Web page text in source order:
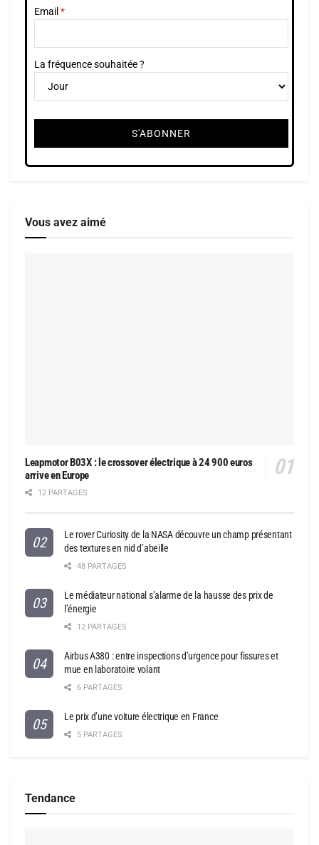
Email
La fréquence souhaitée ?
Vous avez aimé
Leapmotor B03X : le crossover électrique à 24 900 euros
arrive en Europe
12 PARTAGES
Le rover Curiosity de la NASA découvre un champ présentant
des textures en nid d’abeille
48 PARTAGES
Le médiateur national s’alarme de la hausse des prix de
l’énergie
12 PARTAGES
Airbus A380 : entre inspections d’urgence pour fissures et
mue en laboratoire volant
6 PARTAGES
Le prix d’une voiture électrique en France
5 PARTAGES
Tendance